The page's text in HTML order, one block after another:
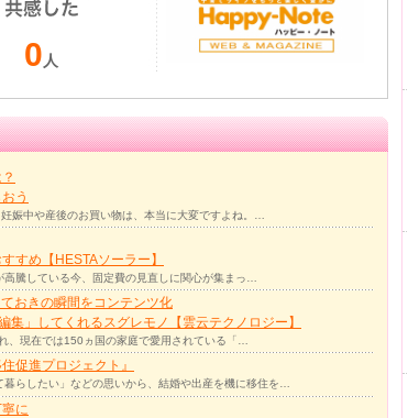
0 人
う
娠中や産後のお買い物は、本当に大変ですよね。…
すめ【HESTAソーラー】
騰している今、固定費の見直しに関心が集まっ…
おきの瞬間をコンテンツ化
」してくれるスグレモノ【雲云テクノロジー】
、現在では150ヵ国の家庭で愛用されている「…
促進プロジェクト』
らしたい」などの思いから、結婚や出産を機に移住を…
に